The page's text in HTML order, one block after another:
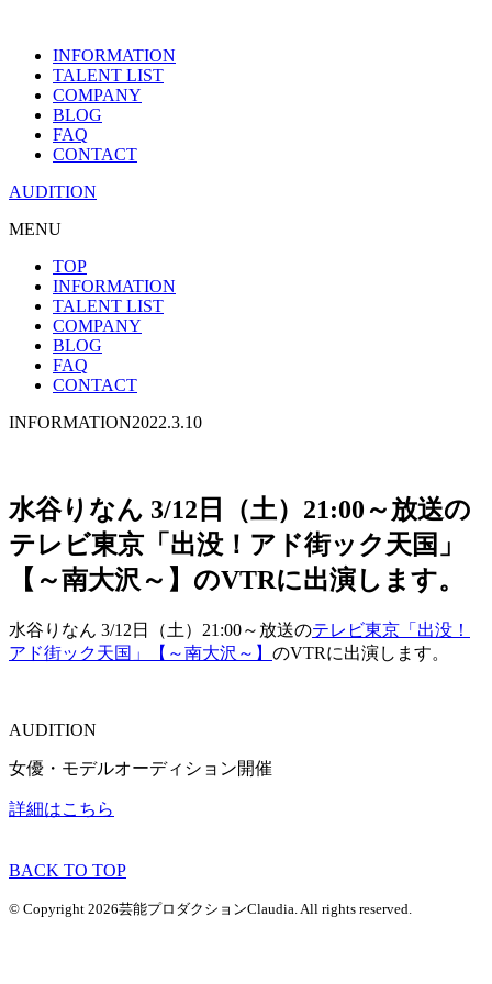
INFORMATION
TALENT LIST
COMPANY
BLOG
FAQ
CONTACT
AUDITION
MENU
TOP
INFORMATION
TALENT LIST
COMPANY
BLOG
FAQ
CONTACT
INFORMATION2022.3.10
水谷りなん 3/12日（土）21:00～放送の
テレビ東京「出没！アド街ック天国」
【～南大沢～】のVTRに出演します。
水谷りなん 3/12日（土）21:00～放送のテレビ東京「出没！
アド街ック天国」【～南大沢～】 のVTRに出演します。
AUDITION
女優・モデルオーディション開催
詳細はこちら
BACK TO TOP
© Copyright 2026芸能プロダクションClaudia. All rights reserved.